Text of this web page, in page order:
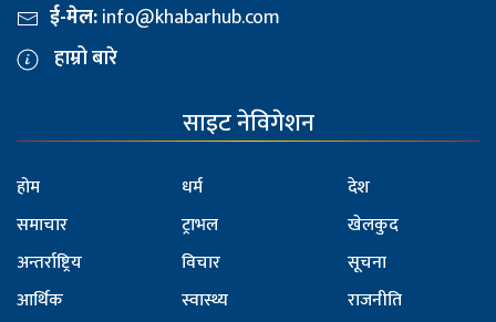
ई-मेल:info@khabarhub.com
हाम्रो बारे
साइट नेविगेशन
होम
समाचार
अन्तर्राष्ट्रिय
आर्थिक
धर्म
ट्राभल
विचार
स्वास्थ्य
देश
खेलकुद
सूचना
राजनीति